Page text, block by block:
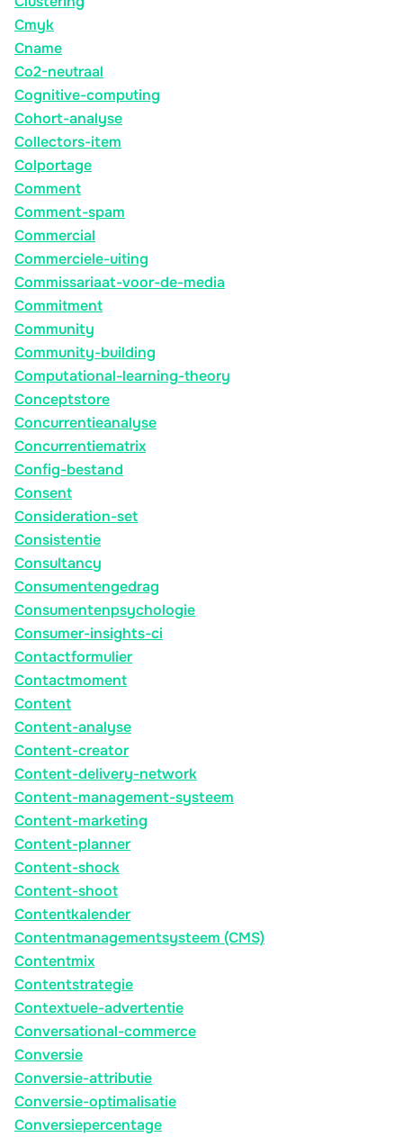
Cmyk
Cname
Co2-neutraal
Cognitive-computing
Cohort-analyse
Collectors-item
Colportage
Comment
Comment-spam
Commercial
Commerciele-uiting
Commissariaat-voor-de-media
Commitment
Community
Community-building
Computational-learning-theory
Conceptstore
Concurrentieanalyse
Concurrentiematrix
Config-bestand
Consent
Consideration-set
Consistentie
Consultancy
Consumentengedrag
Consumentenpsychologie
Consumer-insights-ci
Contactformulier
Contactmoment
Content
Content-analyse
Content-creator
Content-delivery-network
Content-management-systeem
Content-marketing
Content-planner
Content-shock
Content-shoot
Contentkalender
Contentmanagementsysteem (CMS)
Contentmix
Contentstrategie
Contextuele-advertentie
Conversational-commerce
Conversie
Conversie-attributie
Conversie-optimalisatie
Conversiepercentage